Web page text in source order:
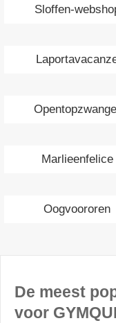
Sloffen-
Marlieenfelice
Oogvoororen
De meest
voor